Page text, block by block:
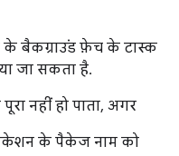
के बैकग्राउंड फ़ेच के टास्क
जा सकता है.
नहीं हो पाता, अगर
के पैकेज नाम को